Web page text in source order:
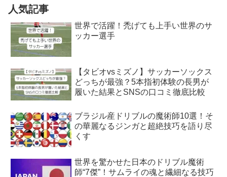
人気記事
世界で活躍！禿げても上手い世界のサ
ッカー選手
【タビオvsミズノ】サッカーソックス
どっちが最強？5本指初体験の長男が
履いた結果とSNSの口コミ徹底比較
ブラジル産ドリブルの魔術師10選！そ
の華麗なるジンガと超絶技巧を語り尽
くす
世界を驚かせた日本のドリブル魔術
師“7傑”！サムライの魂と繊細なる技巧